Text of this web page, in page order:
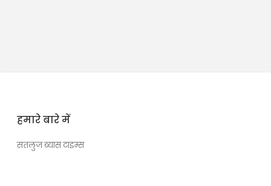
हमारे बारे में
सतलुज ब्यास टाइम्स